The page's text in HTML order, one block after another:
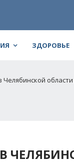
ЗДОРОВЬЕ
Челябинской